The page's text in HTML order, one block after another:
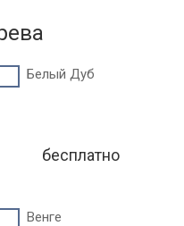
Белый Дуб
бесплатно
Венге